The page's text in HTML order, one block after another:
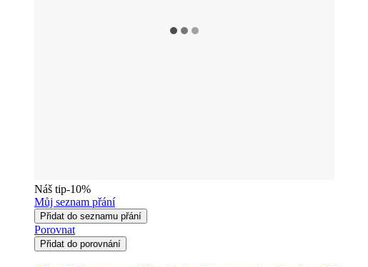
Náš tip-10%
Můj seznam přání
Přidat do seznamu přání
Porovnat
Přidat do porovnání